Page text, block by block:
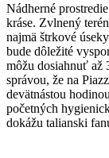
Nádherné
kráse. Zvlnený
najmä štrkové
bude dôležité
môžu dosiahnuť až
správou, že na
devätnástou
početných
dokážu talianski